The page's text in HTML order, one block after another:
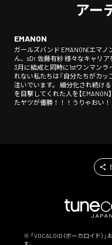
アー
EMANON
ガールズバンド EMANON(エマノ
ん、sDr.佐藤有紗 様々なキャリ
3月に結成と同時に1stワンマン
れない私たちは『自分たちがカッ
注いでいます。 細分化され続け
を目撃してくれた人を【
たヤツが優勝！！！うりゃおい！
※ 「VOCALOID（ボーカロイド）